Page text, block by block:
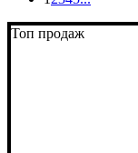
Топ продаж